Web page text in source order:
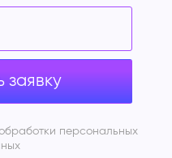
заявку
персональных